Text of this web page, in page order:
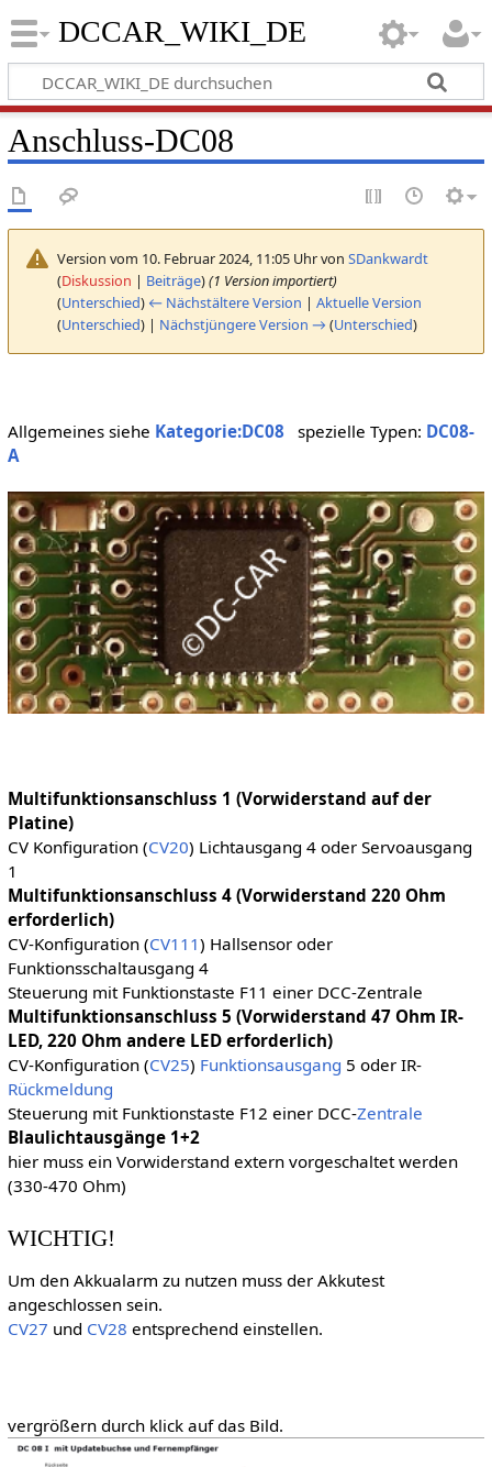
DCCAR_WIKI_DE
Anschluss-DC08
Version vom 10. Februar 2024, 11:05 Uhr von SDankwardt
(Diskussion | Beiträge)(1 Version importiert)
(Unterschied) ← Nächstältere Version | Aktuelle Version
(Unterschied) | Nächstjüngere Version → (Unterschied)
Allgemeines siehe Kategorie:DC08 spezielle Typen: DC08-
A
Multifunktionsanschluss 1 (Vorwiderstand auf der
Platine)
CV Konfiguration (CV20) Lichtausgang 4 oder Servoausgang
1
Multifunktionsanschluss 4 (Vorwiderstand 220 Ohm
erforderlich)
CV-Konfiguration (CV111) Hallsensor oder
Funktionsschaltausgang 4
Steuerung mit Funktionstaste F11 einer DCC-Zentrale
Multifunktionsanschluss 5 (Vorwiderstand 47 Ohm IR-
LED, 220 Ohm andere LED erforderlich)
CV-Konfiguration (CV25) Funktionsausgang 5 oder IR-
Rückmeldung
Steuerung mit Funktionstaste F12 einer DCC-Zentrale
Blaulichtausgänge 1+2
hier muss ein Vorwiderstand extern vorgeschaltet werden
(330-470 Ohm)
WICHTIG!
Um den Akkualarm zu nutzen muss der Akkutest
angeschlossen sein.
CV27 und CV28 entsprechend einstellen.
vergrößern durch klick auf das Bild.